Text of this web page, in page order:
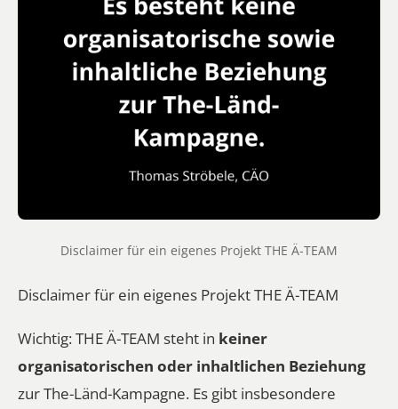
Disclaimer für ein eigenes Projekt THE Ä-TEAM
Disclaimer für ein eigenes Projekt THE Ä-TEAM
Wichtig: THE Ä-TEAM steht in keiner
organisatorischen oder inhaltlichen Beziehung
zur The-Länd-Kampagne. Es gibt insbesondere